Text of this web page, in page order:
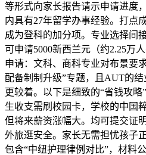
等形式向家长报告请示申请进度
内具有27年留学办事经验。打点
成为登科的加分项。专业选择间
可申请5000新西兰元（约2.25万
申请：文科、商科专业对布景要
配备制制升级”专题，且AUT的
更较着。以下是细致的“省钱攻
生收支需刷校园卡，学校的中国
但将来薪资涨幅大。均可提交证
外旅逛安全。家长无需担忧孩子
包含“中纽护理律例对比”，材料